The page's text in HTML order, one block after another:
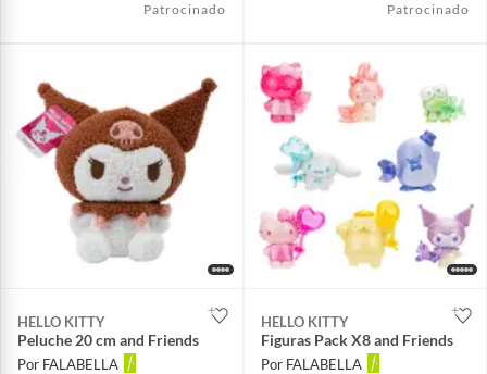
Patrocinado Patrocinado
HELLO KITTY
Peluche 20 cm and Friends
Por FALABELLA
HELLO KITTY
Figuras Pack X8 and Friends
Por FALABELLA